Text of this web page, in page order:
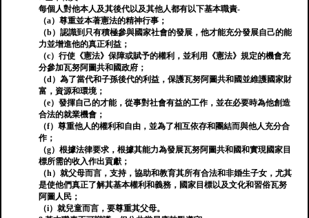
每個人對他本人及其後代以及其他人都有以下基本職責-
（a）尊重並本著憲法的精神行事；
（b）認識到只有積極參與國家社會的發展，他才能充分發展自己的能
力並增進他的真正利益；
（c）行使《憲法》保障或賦予的權利，並利用《憲法》規定的機會充
分參加瓦努阿圖共和國政府；
（d）為了當代和子孫後代的利益，保護瓦努阿圖共和國並維護國家財
富，資源和環境；
（e）發揮自己的才能，從事對社會有益的工作，並在必要時為他創造
合法的就業機會；
（f）尊重他人的權利和自由，並為了相互依存和團結而與他人充分合
作；
（g）根據法律要求，根據其能力為發展瓦努阿圖共和國和實現國家目
標所需的收入作出貢獻；
（h）就父母而言，支持，協助和教育其所有合法和非婚生子女，尤其
是使他們真正了解其基本權利和義務，國家目標以及文化和習俗瓦努
阿圖人民；
（i）就兒童而言，要尊重其父母。